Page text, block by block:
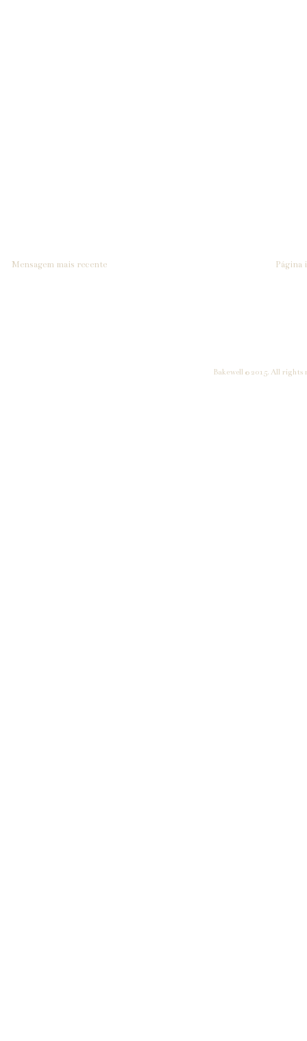
Mensagem mais recente Página
Bakewell © 2015. All rights